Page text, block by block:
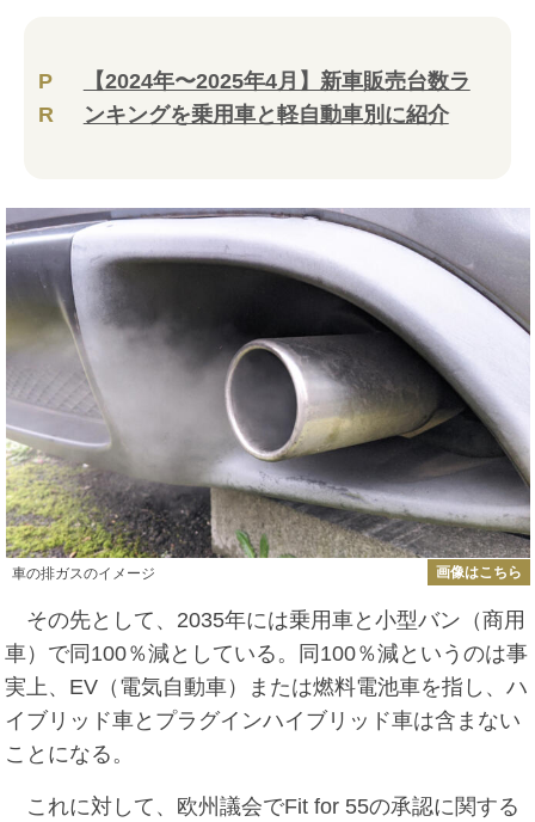
P
R
【2024年〜2025年4月】新車販売台数ラ
ンキングを乗用車と軽自動車別に紹介
車の排ガスのイメージ 画像はこちら
その先として、2035年には乗用車と小型バン（商用
車）で同100％減としている。同100％減というのは事
実上、EV（電気自動車）または燃料電池車を指し、ハ
イブリッド車とプラグインハイブリッド車は含まない
ことになる。
これに対して、欧州議会でFit for 55の承認に関する